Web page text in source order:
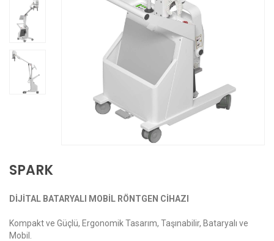
SPARK
DİJİTAL BATARYALI MOBİL RÖNTGEN CİHAZI
Kompakt ve Güçlü, Ergonomik Tasarım, Taşınabilir, Bataryalı ve
Mobil.